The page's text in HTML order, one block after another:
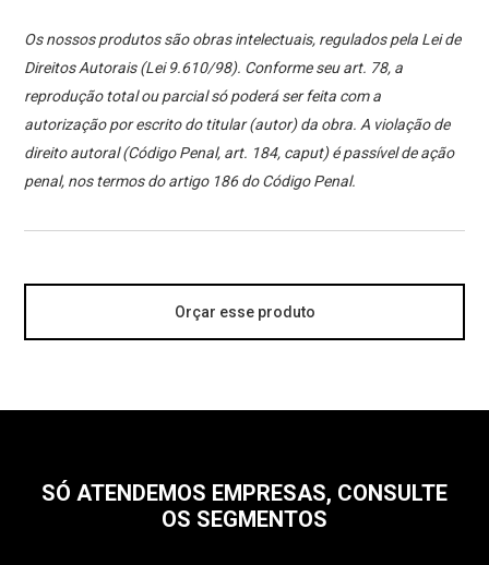
Os nossos produtos são obras intelectuais, regulados pela Lei de
Direitos Autorais (Lei 9.610/98). Conforme seu art. 78, a
reprodução total ou parcial só poderá ser feita com a
autorização por escrito do titular (autor) da obra. A violação de
direito autoral (Código Penal, art. 184, caput) é passível de ação
penal, nos termos do artigo 186 do Código Penal.
Orçar esse produto
SÓ ATENDEMOS EMPRESAS, CONSULTE
OS SEGMENTOS